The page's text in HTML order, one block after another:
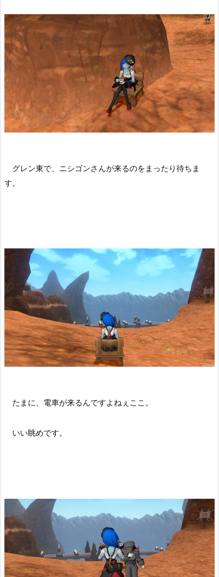
グレン東で、ニシゴンさんが来るのをまったり待ちま
す。
たまに、電車が来るんですよねぇここ。
いい眺めです。